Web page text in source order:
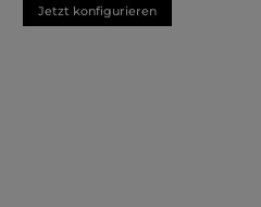
Jetzt konfigurieren
5 von 5 Sternen